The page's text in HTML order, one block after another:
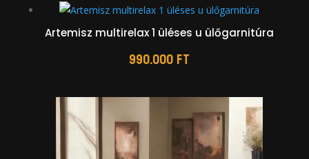
Artemisz multirelax 1 üléses u ülőgarnitúra
990.000Ft